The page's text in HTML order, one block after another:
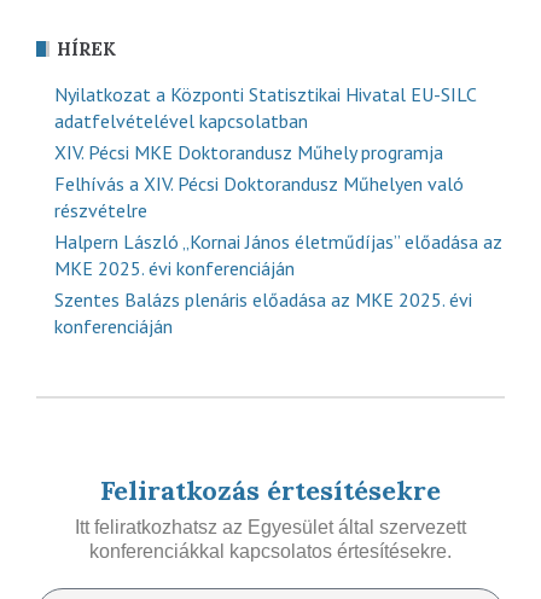
HÍREK
Nyilatkozat a Központi Statisztikai Hivatal EU-SILC
adatfelvételével kapcsolatban
XIV. Pécsi MKE Doktorandusz Műhely programja
Felhívás a XIV. Pécsi Doktorandusz Műhelyen való
részvételre
Halpern László „Kornai János életműdíjas” előadása az
MKE 2025. évi konferenciáján
Szentes Balázs plenáris előadása az MKE 2025. évi
konferenciáján
Feliratkozás értesítésekre
Itt feliratkozhatsz az Egyesület által szervezett
konferenciákkal kapcsolatos értesítésekre.